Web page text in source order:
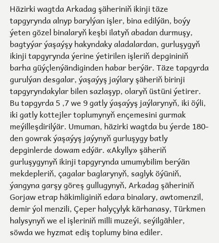
Häzirki wagtda Arkadag şäheriniň ikinji täze
tapgyrynda alnyp barylýan işler, bina edilýän, boýy
ýeten gözel binalaryň keşbi ilatyň abadan durmuşy,
bagtyýar ýaşaýşy hakyndaky aladalardan, gurluşygyň
ikinji tapgyrynda ýerine ýetirilen işleriň depgininiň
barha güýçlenýändiginden habar berýär. Täze tapgyrda
gurulýan desgalar, ýaşaýyş jaýlary şäheriň birinji
tapgyryndakylar bilen sazlaşyp, olaryň üstüni ýetirer.
Bu tapgyrda 5 ,7 we 9 gatly ýaşaýyş jaýlarynyň, iki öýli,
iki gatly kottejler toplumynyň ençemesini gurmak
meýilleşdirilýär. Umuman, häzirki wagtda bu ýerde 180-
den gowrak ýaşaýyş jaýynyň gurluşygy batly
depginlerde dowam edýär. «Akylly» şäheriň
gurluşygynyň ikinji tapgyrynda umumybilim berýän
mekdepleriň, çagalar baglarynyň, saglyk öýüniň,
ýangyna garşy göreş gullugynyň, Arkadag şäheriniň
Gorjaw etrap häkimliginiň edara binalary, awtomenzil,
demir ýol menzili, Çeper halyçylyk kärhanasy, Türkmen
halysynyň we el işleriniň milli muzeýi, seýilgähler,
söwda we hyzmat ediş toplumy bina ediler.